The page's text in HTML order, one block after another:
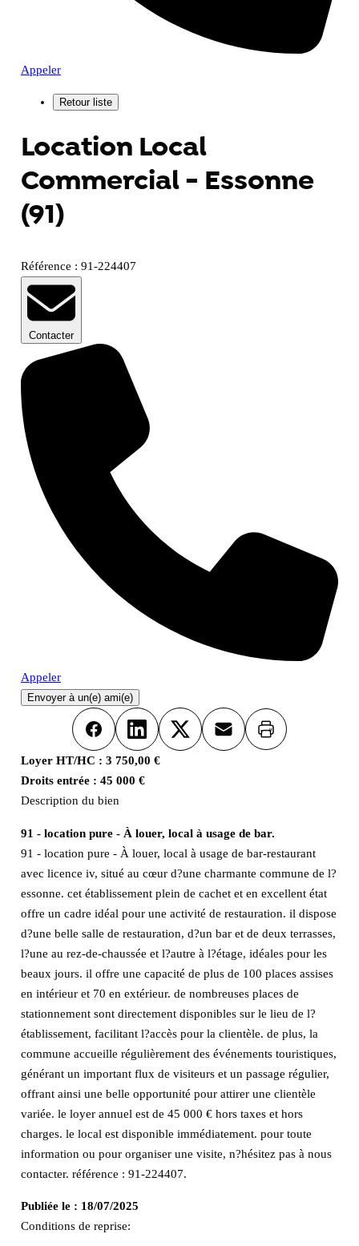
Appeler
Location Local
Commercial - Essonne
(91)
Référence : 91-224407
Contacter
Appeler
Envoyer à un(e) ami(e)
FacebookLinkedInX Email Imprimer
Loyer HT/HC : 3 750,00 €
Droits entrée : 45 000 €
Description du bien
91 - location pure - À louer, local à usage de bar.
91 - location pure - À louer, local à usage de bar-restaurant
avec licence iv, situé au cœur d?une charmante commune de l?
essonne. cet établissement plein de cachet et en excellent état
offre un cadre idéal pour une activité de restauration. il dispose
d?une belle salle de restauration, d?un bar et de deux terrasses,
l?une au rez-de-chaussée et l?autre à l?étage, idéales pour les
beaux jours. il offre une capacité de plus de 100 places assises
en intérieur et 70 en extérieur. de nombreuses places de
stationnement sont directement disponibles sur le lieu de l?
établissement, facilitant l?accès pour la clientèle. de plus, la
commune accueille régulièrement des événements touristiques,
générant un important flux de visiteurs et un passage régulier,
offrant ainsi une belle opportunité pour attirer une clientèle
variée. le loyer annuel est de 45 000 € hors taxes et hors
charges. le local est disponible immédiatement. pour toute
information ou pour organiser une visite, n?hésitez pas à nous
contacter. référence : 91-224407.
Publiée le : 18/07/2025
Conditions de reprise: